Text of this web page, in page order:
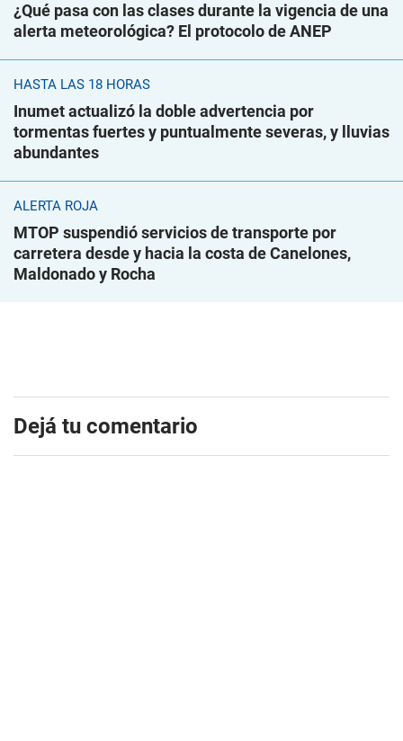
¿Qué pasa con las clases durante la vigencia de una
alerta meteorológica? El protocolo de ANEP
HASTA LAS 18 HORAS
Inumet actualizó la doble advertencia por
tormentas fuertes y puntualmente severas, y lluvias
abundantes
ALERTA ROJA
MTOP suspendió servicios de transporte por
carretera desde y hacia la costa de Canelones,
Maldonado y Rocha
Dejá tu comentario